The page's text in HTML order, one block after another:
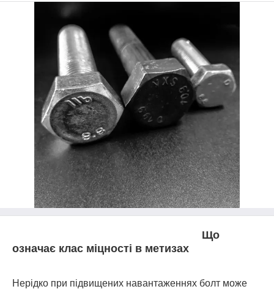
Що
означає клас міцності в метизах
Нерідко при підвищених навантаженнях болт може